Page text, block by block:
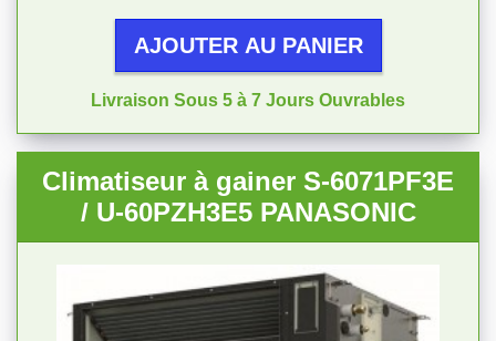
AJOUTER AU PANIER
Livraison Sous 5 à 7 Jours Ouvrables
Climatiseur à gainer S-6071PF3E
/ U-60PZH3E5 PANASONIC